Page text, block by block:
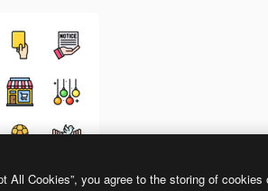
All Cookies”, you agree to the storing of